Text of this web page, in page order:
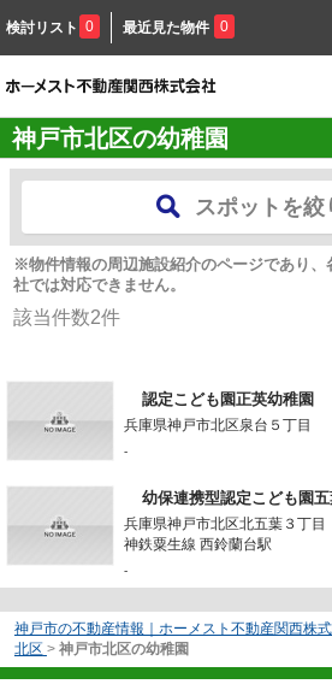
検討リスト 0 最近見た物件 0
神戸市北区の幼稚園
スポットを絞
※物件情報の周辺施設紹介のページであり、
社では対応できません。
該当件数2件
認定こども園正英幼稚園
兵庫県神戸市北区泉台５丁目
-
幼保連携型認定こども園五
兵庫県神戸市北区北五葉３丁目
神鉄粟生線 西鈴蘭台駅
-
神戸市の不動産情報｜ホーメスト不動産関西株
北区 > 神戸市北区の幼稚園